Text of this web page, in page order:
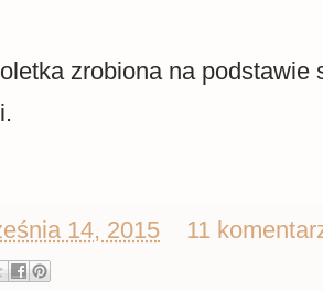
zrobiona na podstawie
14, 2015 11